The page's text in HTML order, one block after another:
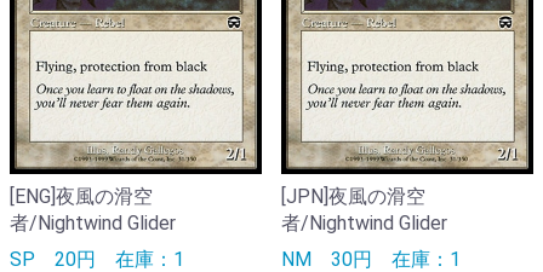
[ENG]夜風の滑空
者/Nightwind Glider
SP 20円 在庫：1
[JPN]夜風の滑空
者/Nightwind Glider
NM 30円 在庫：1